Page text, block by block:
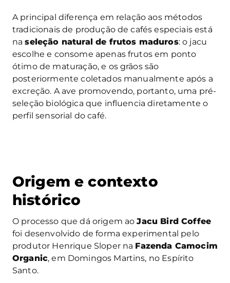
A principal diferença em relação aos métodos
tradicionais de produção de cafés especiais está
naseleção natural de frutos maduros: o jacu
escolhe e consome apenas frutos em ponto
ótimo de maturação, e os grãos são
posteriormente coletados manualmente após a
excreção. A ave promovendo, portanto, uma pré-
seleção biológica que influencia diretamente o
perfil sensorial do café.
Origem e contexto
histórico
O processo que dá origem aoJacu Bird Coffee
foi desenvolvido de forma experimental pelo
produtor Henrique Sloper na Fazenda Camocim
Organic, em Domingos Martins, no Espírito
Santo.